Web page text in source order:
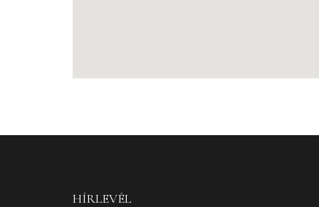
HÍRLEVÉL